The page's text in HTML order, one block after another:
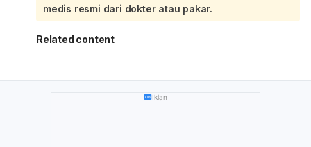
nyeri, perdarahan banyak, atau siklus jadi tidak teratur,
sebaiknya periksa ke dokter.
medis resmi dari dokter atau pakar.
Related content
Iklan